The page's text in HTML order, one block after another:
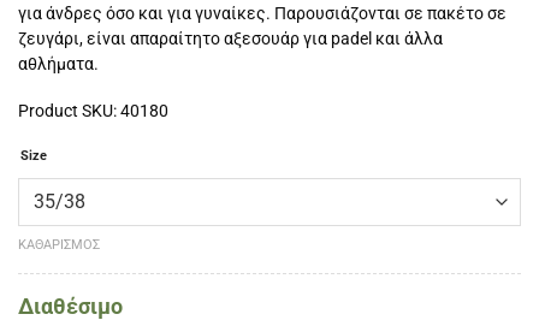
για άνδρες όσο και για γυναίκες. Παρουσιάζονται σε πακέτο σε
ζευγάρι, είναι απαραίτητο αξεσουάρ για padel και άλλα
αθλήματα.
Product SKU: 40180
Size
ΚΑΘΑΡΙΣΜΌΣ
Διαθέσιμο